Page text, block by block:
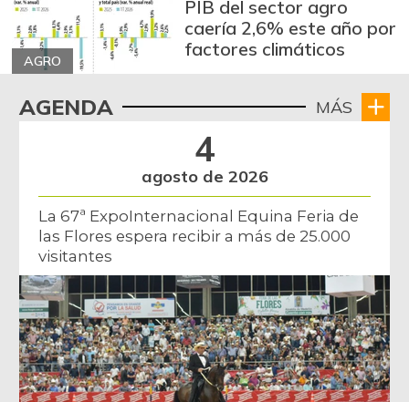
AGRO
PIB del sector agro
caería 2,6% este año por
factores climáticos
AGENDA MÁS
4
agosto de 2026
La 67ª ExpoInternacional Equina Feria de
las Flores espera recibir a más de 25.000
visitantes